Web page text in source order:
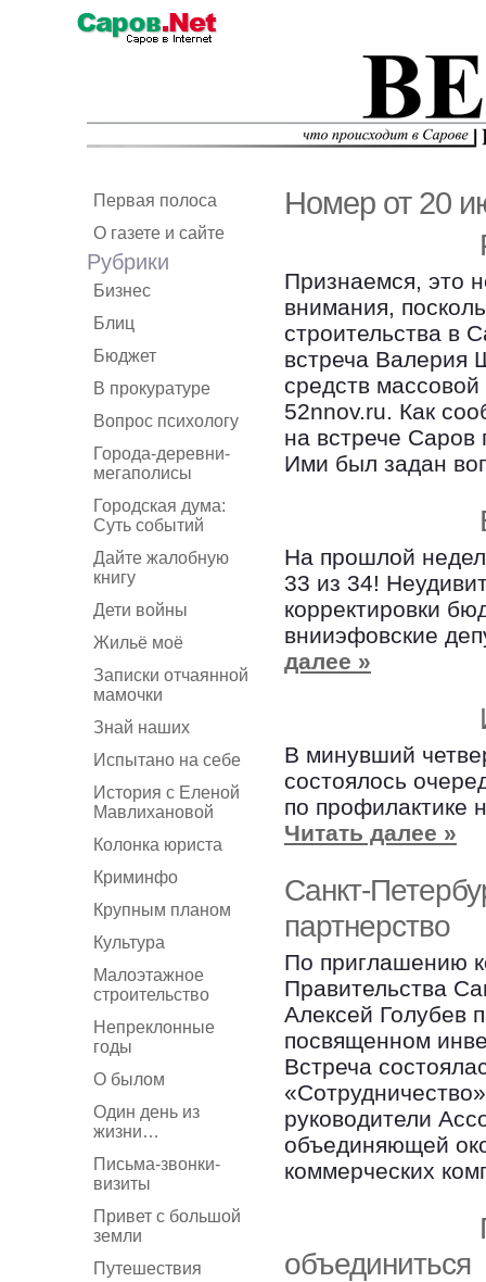
Первая полоса
О газете и сайте
Рубрики
Бизнес
Блиц
Бюджет
В прокуратуре
Вопрос психологу
Города-деревни-
мегаполисы
Городская дума:
Суть событий
Дайте жалобную
книгу
Дети войны
Жильё моё
Записки отчаянной
мамочки
Знай наших
Испытано на себе
История с Еленой
Мавлихановой
Колонка юриста
Криминфо
Крупным планом
Культура
Малоэтажное
строительство
Непреклонные
годы
О былом
Один день из
жизни…
Письма-звонки-
визиты
Привет с большой
земли
Путешествия
Номер от 20
Признаемся, это
внимания,
строительства в
встреча Валерия
средств
52nnov.ru. Как
на встрече Саров
Ими был задан
На прошлой
33 из 34!
корректировки
внииэфовские
далее »
В минувший
состоялось
по профилактике
Читать далее »
Санкт-
партнерство
По приглашению
Правительства
Алексей Голубев
посвященном
Встреча
руководители
объединяющей
коммерческих
объединиться